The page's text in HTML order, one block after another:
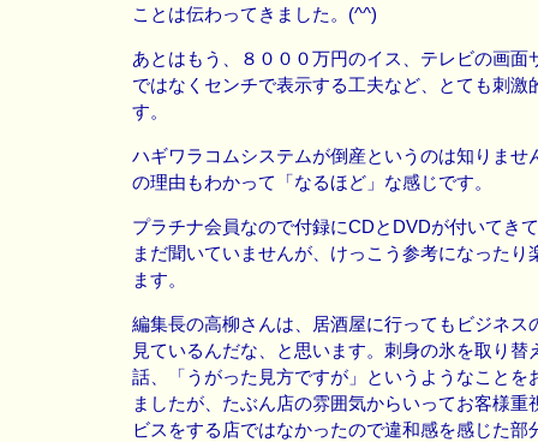
ことは伝わってきました。(^^)
あとはもう、８０００万円のイス、テレビの画面
ではなくセンチで表示する工夫など、とても刺激
す。
ハギワラコムシステムが倒産というのは知りませ
の理由もわかって「なるほど」な感じです。
プラチナ会員なので付録にCDとDVDが付いてき
まだ聞いていませんが、けっこう参考になったり
ます。
編集長の高柳さんは、居酒屋に行ってもビジネス
見ているんだな、と思います。刺身の氷を取り替
話、「うがった見方ですが」というようなことを
ましたが、たぶん店の雰囲気からいってお客様重
ビスをする店ではなかったので違和感を感じた部